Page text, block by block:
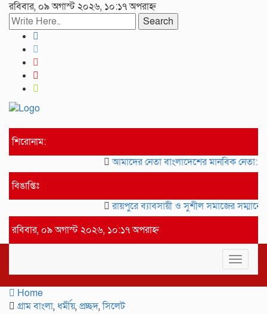
রবিবার, ০৯ অগাস্ট ২০২৬, ১০:১৭ অপরাহ্ন
Search
শিরোনাম:
আমাদের নেতা বাংলাদেশের মানবিক নেতা:
বিঙাপ্তিঃ
রায়পুরে ব্যাবসায়ী ও সুশীল সমাজের সম্মানে
রবিবার, ০৯ অগাস্ট ২০২৬, ১০:১৭ অপরাহ্ন
Toggle
Home
গ্রাম বাংলা, ধর্মীয়,প্রচ্ছদ,সিলেট